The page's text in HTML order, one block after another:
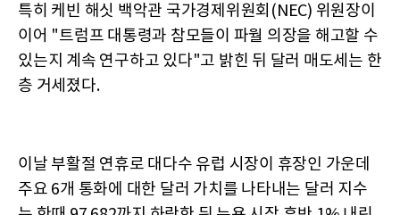
특히 케빈 해싯 백악관 국가경제위원회(NEC) 위원장이
이어 "트럼프 대통령과 참모들이 파월 의장을 해고할 수
있는지 계속 연구하고 있다"고 밝힌 뒤 달러 매도세는 한
층 거세졌다.
이날 부활절 연휴로 대다수 유럽 시장이 휴장인 가운데
주요 6개 통화에 대한 달러 가치를 나타내는 달러 지수